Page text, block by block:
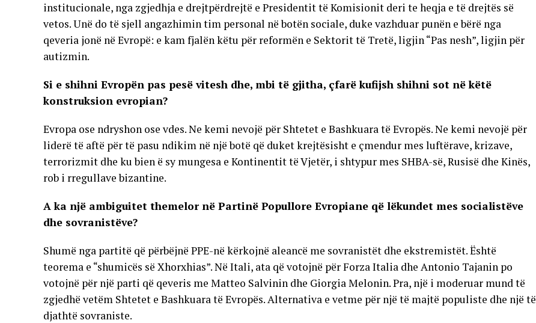
institucionale, nga zgjedhja e drejtpërdrejtë e Presidentit të Komisionit deri te heqja e të drejtës së
vetos. Unë do të sjell angazhimin tim personal në botën sociale, duke vazhduar punën e bërë nga
qeveria jonë në Evropë: e kam fjalën këtu për reformën e Sektorit të Tretë, ligjin “Pas nesh”, ligjin për
autizmin.
Si e shihni Evropën pas pesë vitesh dhe, mbi të gjitha, çfarë kufijsh shihni sot në këtë
konstruksion evropian?
Evropa ose ndryshon ose vdes. Ne kemi nevojë për Shtetet e Bashkuara të Evropës. Ne kemi nevojë për
liderë të aftë për të pasu ndikim në një botë që duket krejtësisht e çmendur mes luftërave, krizave,
terrorizmit dhe ku bien ë sy mungesa e Kontinentit të Vjetër, i shtypur mes SHBA-së, Rusisë dhe Kinës,
rob i rregullave bizantine.
A ka një ambiguitet themelor në Partinë Popullore Evropiane që lëkundet mes socialistëve
dhe sovranistëve?
Shumë nga partitë që përbëjnë PPE-në kërkojnë aleancë me sovranistët dhe ekstremistët. Është
teorema e “shumicës së Xhorxhias”. Në Itali, ata që votojnë për Forza Italia dhe Antonio Tajanin po
votojnë për një parti që qeveris me Matteo Salvinin dhe Giorgia Melonin. Pra, një i moderuar mund të
zgjedhë vetëm Shtetet e Bashkuara të Evropës. Alternativa e vetme për një të majtë populiste dhe një të
djathtë sovraniste.